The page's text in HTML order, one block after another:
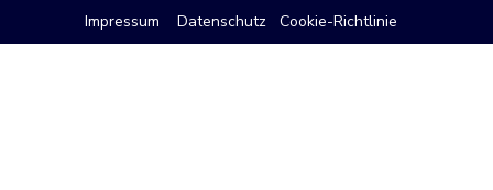
Impressum Datenschutz Cookie-Richtlinie